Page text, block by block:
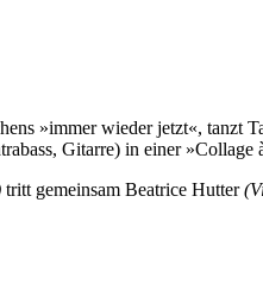
»immer wieder jetzt«, tanzt
Gitarre) in einer »Collage
tritt gemeinsam Beatrice Hutter